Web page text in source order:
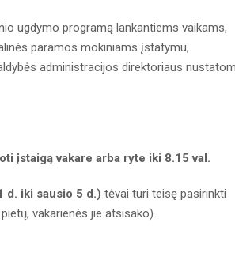
ugdymo programą lankantiems vaikams,
paramos mokiniams įstatymu,
administracijos direktoriaus
įstaigą vakare arba ryte iki 8.15 val.
d. iki sausio 5 d.) tėvai turi teisę pasirinkti
vakarienės jie atsisako).